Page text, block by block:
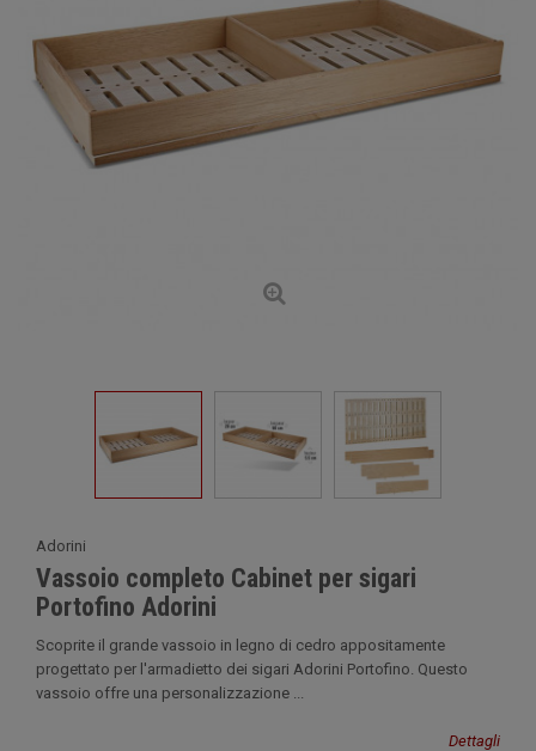
Adorini
Vassoio completo Cabinet per sigari
Portofino Adorini
Scoprite il grande vassoio in legno di cedro appositamente
progettato per l'armadietto dei sigari Adorini Portofino. Questo
vassoio offre una personalizzazione ...
Dettagli